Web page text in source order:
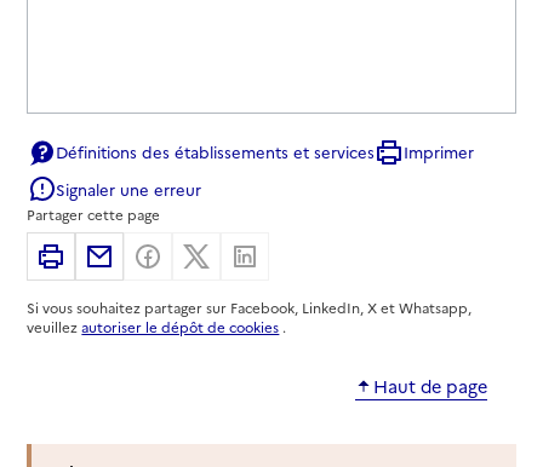
Définitions des établissements et services
Imprimer
Signaler une erreur
Partager cette page
ImprimerPartager par email
Partager sur Facebook
Partager sur X
Si vous souhaitez partager sur Facebook, LinkedIn, X et Whatsapp,
veuillezautoriser le dépôt de cookies .
Haut de page